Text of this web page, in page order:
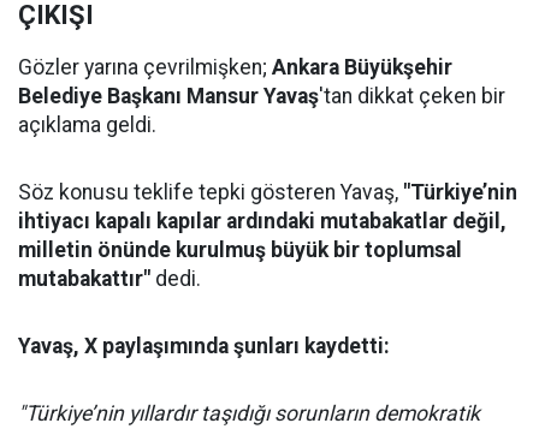
ÇIKIŞI
Gözler yarına çevrilmişken; Ankara Büyükşehir
Belediye Başkanı Mansur Yavaş'tan dikkat çeken bir
açıklama geldi.
Söz konusu teklife tepki gösteren Yavaş, "Türkiye’nin
ihtiyacı kapalı kapılar ardındaki mutabakatlar değil,
milletin önünde kurulmuş büyük bir toplumsal
mutabakattır" dedi.
Yavaş, X paylaşımında şunları kaydetti:
"Türkiye’nin yıllardır taşıdığı sorunların demokratik